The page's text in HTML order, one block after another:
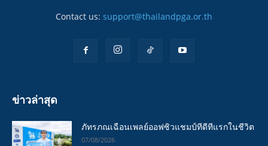
Contact us: support@thailandpga.or.th
ข่าวล่าสุด
ภัทรภณเฉือนเพลย์ออฟซิวแชมป์ทีดีทีแรกในชีวิต
07/08/2026